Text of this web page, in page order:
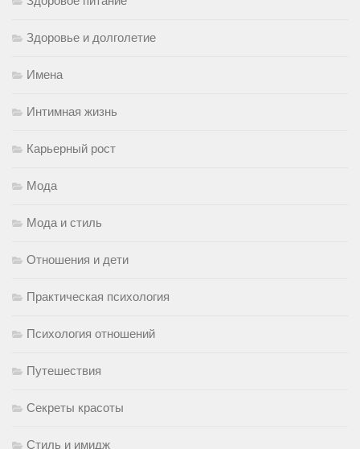
Здоровье и долголетие
Имена
Интимная жизнь
Карьерный рост
Мода
Мода и стиль
Отношения и дети
Практическая психология
Психология отношений
Путешествия
Секреты красоты
Стиль и имидж